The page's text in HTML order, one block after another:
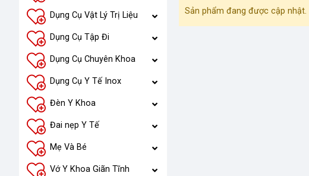
Dụng Cụ Vật Lý Trị Liệu
Dụng Cụ Tập Đi
Dụng Cụ Chuyên Khoa
Dụng Cụ Y Tế Inox
Đèn Y Khoa
Đai nẹp Y Tế
Mẹ Và Bé
Vớ Y Khoa Giãn Tĩnh
Sản phẩm đang được cập nhật.